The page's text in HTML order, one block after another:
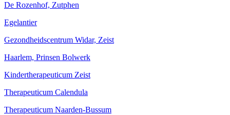
De Rozenhof, Zutphen
Egelantier
Gezondheidscentrum Widar, Zeist
Haarlem, Prinsen Bolwerk
Kindertherapeuticum Zeist
Therapeuticum Calendula
Therapeuticum Naarden-Bussum